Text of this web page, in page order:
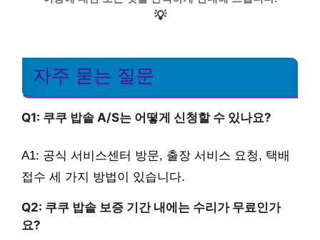
💡
자주 묻는 질문
Q1: 쿠쿠 밥솥 A/S는 어떻게 신청할 수 있나요?
A1: 공식 서비스센터 방문, 출장 서비스 요청, 택배
접수 세 가지 방법이 있습니다.
Q2: 쿠쿠 밥솥 보증 기간 내에는 수리가 무료인가
요?